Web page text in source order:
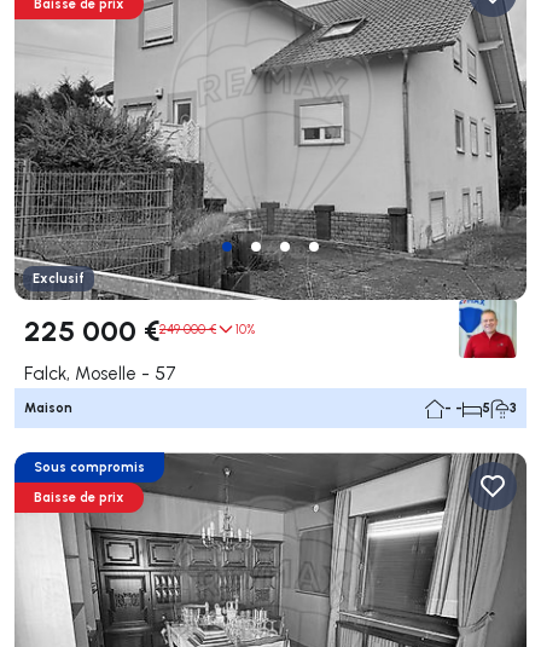
Exclusif
225 000 €249 000 € 10%
Falck, Moselle - 57
Maison - - 5 3
Sous compromis
Baisse de prix